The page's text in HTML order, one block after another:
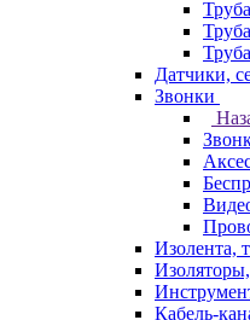
Датчики,
Звонки
Изолента,
Кабель-